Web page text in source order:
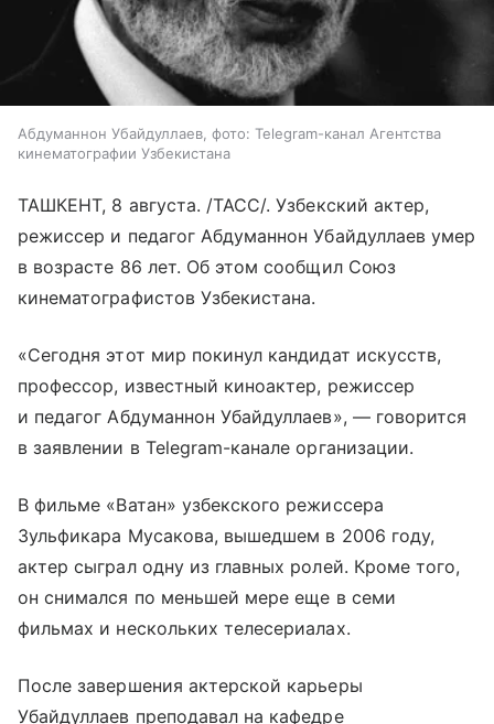
Абдуманнон Убайдуллаев, фото: Telegram-канал Агентства
кинематографии Узбекистана
ТАШКЕНТ, 8 августа. /ТАСС/. Узбекский актер,
режиссер и педагог Абдуманнон Убайдуллаев умер
в возрасте 86 лет. Об этом сообщил Союз
кинематографистов Узбекистана.
«Сегодня этот мир покинул кандидат искусств,
профессор, известный киноактер, режиссер
и педагог Абдуманнон Убайдуллаев», — говорится
в заявлении в Telegram-канале организации.
В фильме «Ватан» узбекского режиссера
Зульфикара Мусакова, вышедшем в 2006 году,
актер сыграл одну из главных ролей. Кроме того,
он снимался по меньшей мере еще в семи
фильмах и нескольких телесериалах.
После завершения актерской карьеры
Убайдуллаев преподавал на кафедре